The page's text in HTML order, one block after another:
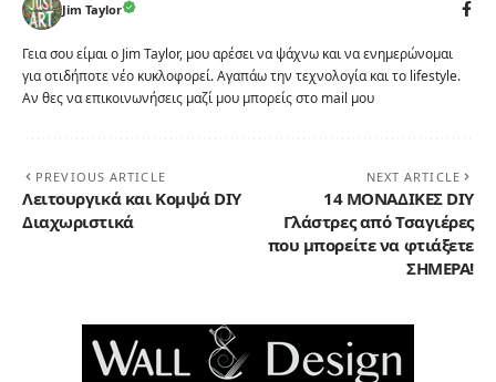
Jim Taylor
Γεια σου είμαι ο Jim Taylor, μου αρέσει να ψάχνω και να ενημερώνομαι
για οτιδήποτε νέο κυκλοφορεί. Αγαπάω την τεχνολογία και το lifestyle.
Αν θες να επικοινωνήσεις μαζί μου μπορείς στο mail μου
PREVIOUS ARTICLE
Λειτουργικά και Κομψά DIY
Διαχωριστικά
NEXT ARTICLE
14 ΜΟΝΑΔΙΚΕΣ DIY
Γλάστρες από Τσαγιέρες
που μπορείτε να φτιάξετε
ΣΗΜΕΡΑ!